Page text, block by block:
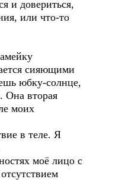
и довериться,
или что-то
сияющими
юбку-солнце,
Она вторая
моих
в теле. Я
моё лицо с